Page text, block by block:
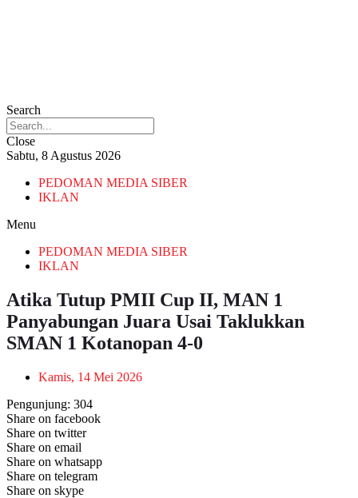
Search
Close
Sabtu, 8 Agustus 2026
PEDOMAN MEDIA SIBER
IKLAN
Menu
PEDOMAN MEDIA SIBER
IKLAN
Atika Tutup PMII Cup II, MAN 1
Panyabungan Juara Usai Taklukkan
SMAN 1 Kotanopan 4-0
Kamis, 14 Mei 2026
Pengunjung: 304
Share on facebook
Share on twitter
Share on email
Share on whatsapp
Share on telegram
Share on skype